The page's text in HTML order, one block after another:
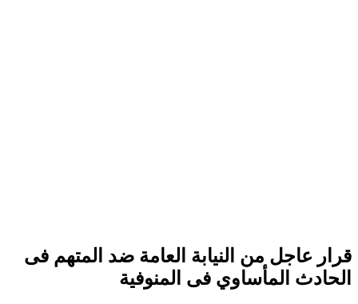
قرار عاجل من النيابة العامة ضد المتهم فى
الحادث المأساوي فى المنوفية